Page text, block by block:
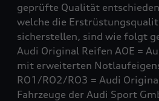
geprüfte Qualität
welche die
sicherstellen, sind wie folgt
Audi Original Reifen AOE =
mit erweiterten
RO1/RO2/RO3 = Audi
Fahrzeuge der Audi Sport